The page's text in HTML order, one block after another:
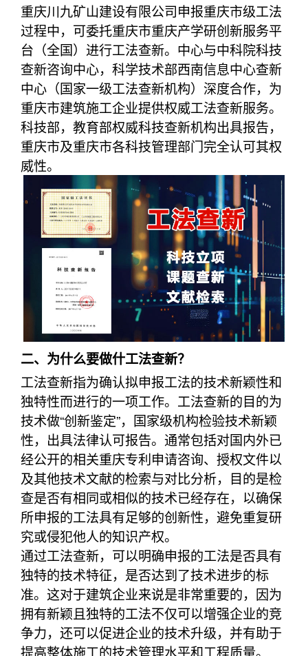
重庆川九矿山建设有限公司申报重庆市级工法
过程中，可委托重庆市重庆产学研创新服务平
台（全国）进行工法查新。中心与中科院科技
查新咨询中心，科学技术部西南信息中心查新
中心（国家一级工法查新机构）深度合作，为
重庆市建筑施工企业提供权威工法查新服务。
科技部，教育部权威科技查新机构出具报告，
重庆市及重庆市各科技管理部门完全认可其权
威性。
二、为什么要做什工法查新？
工法查新指为确认拟申报工法的技术新颖性和
独特性而进行的一项工作。工法查新的目的为
技术做“创新鉴定”，国家级机构检验技术新颖
性，出具法律认可报告。通常包括对国内外已
经公开的相关重庆专利申请咨询、授权文件以
及其他技术文献的检索与对比分析，目的是检
查是否有相同或相似的技术已经存在，以确保
所申报的工法具有足够的创新性，避免重复研
究或侵犯他人的知识产权。
通过工法查新，可以明确申报的工法是否具有
独特的技术特征，是否达到了技术进步的标
准。这对于建筑企业来说是非常重要的，因为
拥有新颖且独特的工法不仅可以增强企业的竞
争力，还可以促进企业的技术升级，并有助于
提高整体施工的技术管理水平和工程质量。